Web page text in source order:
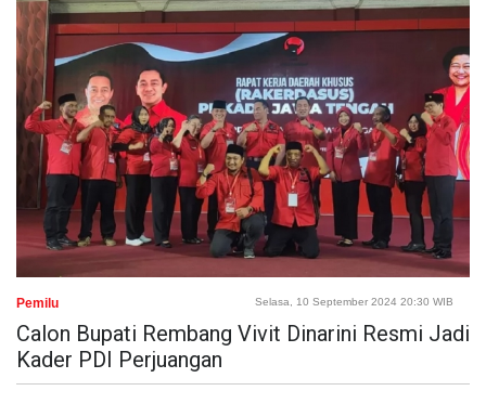
Pemilu Selasa, 10 September 2024 20:30 WIB
Calon Bupati Rembang Vivit Dinarini Resmi Jadi
Kader PDI Perjuangan